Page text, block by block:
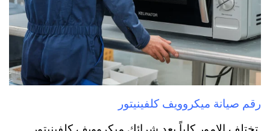
رقم صيانة ميكروويف كلفينيتور